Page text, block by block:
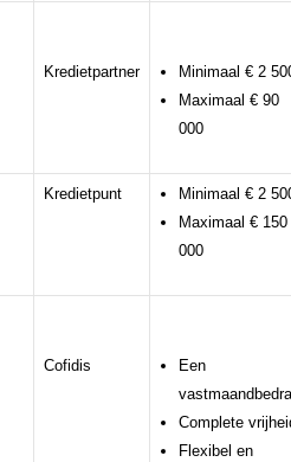
Kredietpartner
Minimaal € 2
Maximaal € 90
000
Kredietpunt
Minimaal € 2
Maximaal € 150
000
Cofidis
Een
Complete
Flexibel en